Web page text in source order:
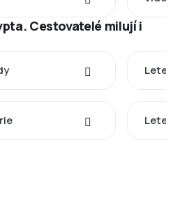
Cestovatelé milují i